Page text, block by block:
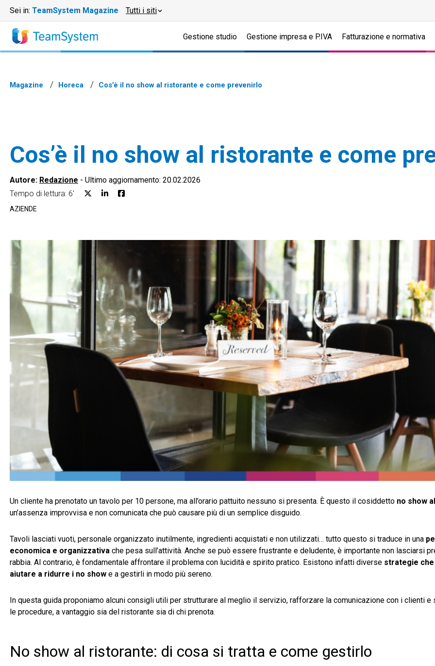
Sei in: TeamSystem Magazine Tutti i siti
Gestione studio Gestione impresa e P.IVA Fatturazione e normativa
Magazine Horeca Cos’è il no show al ristorante e come prevenirlo
Cos’è il no show al ristorante e come
Autore: Redazione - Ultimo aggiornamento: 20.02.2026
Tempo di lettura: 6'
AZIENDE
Un cliente ha prenotato un tavolo per 10 persone, ma all’orario pattuito nessuno si presenta. È questo il cosiddetto no show
un’assenza improvvisa e non comunicata che può causare più di un semplice disguido.
Tavoli lasciati vuoti, personale organizzato inutilmente, ingredienti acquistati e non utilizzati… tutto questo si traduce in una
economica e organizzativa che pesa sull’attività. Anche se può essere frustrante e deludente, è importante non lasciarsi
rabbia. Al contrario, è fondamentale affrontare il problema con lucidità e spirito pratico. Esistono infatti diverse strategie
aiutare a ridurre i no show e a gestirli in modo più sereno.
In questa guida proponiamo alcuni consigli utili per strutturare al meglio il servizio, rafforzare la comunicazione con i clienti e
le procedure, a vantaggio sia del ristorante sia di chi prenota.
No show al ristorante: di cosa si tratta e come gestirlo